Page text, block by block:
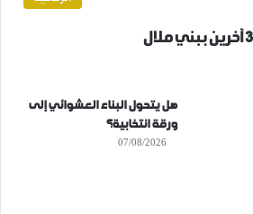
هل يتحول البناء العشوائي إلى
ورقة انتخابية؟
07/08/2026